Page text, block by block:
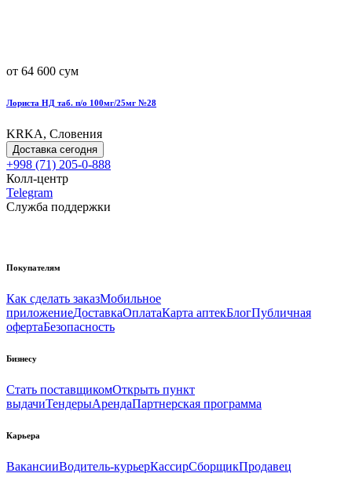
от 64 600 сум
Лориста НД таб. п/о 100мг/25мг №28
KRKA, Словения
Доставка сегодня
+998 (71) 205-0-888
Колл-центр
Telegram
Служба поддержки
Покупателям
Как сделать заказМобильное
приложениеДоставкаОплатаКарта аптекБлогПубличная
офертаБезопасность
Бизнесу
Стать поставщикомОткрыть пункт
выдачиТендерыАрендаПартнерская программа
Карьера
ВакансииВодитель-курьерКассирСборщикПродавец